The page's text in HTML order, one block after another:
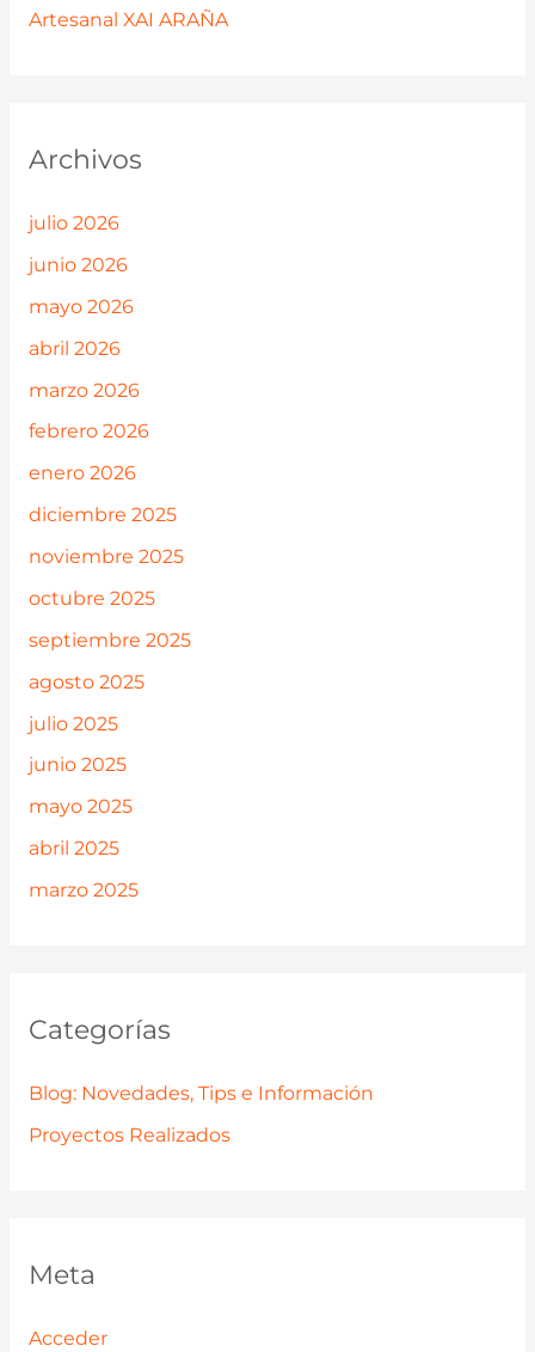
Artesanal XAI ARAÑA
Archivos
julio 2026
junio 2026
mayo 2026
abril 2026
marzo 2026
febrero 2026
enero 2026
diciembre 2025
noviembre 2025
octubre 2025
septiembre 2025
agosto 2025
julio 2025
junio 2025
mayo 2025
abril 2025
marzo 2025
Categorías
Blog: Novedades, Tips e Información
Proyectos Realizados
Meta
Acceder